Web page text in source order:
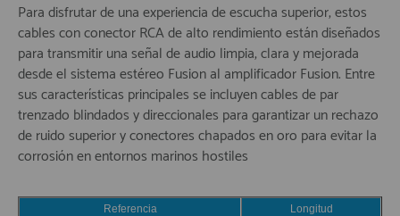
Para disfrutar de una experiencia de escucha superior, estos
cables con conector RCA de alto rendimiento están diseñados
para transmitir una señal de audio limpia, clara y mejorada
desde el sistema estéreo Fusion al amplificador Fusion. Entre
sus características principales se incluyen cables de par
trenzado blindados y direccionales para garantizar un rechazo
de ruido superior y conectores chapados en oro para evitar la
corrosión en entornos marinos hostiles
Referencia
Longitud